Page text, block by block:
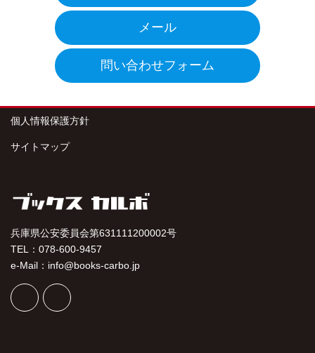
メール
問い合わせフォーム
個人情報保護方針
サイトマップ
兵庫県公安委員会第631111200002号
TEL：078-600-9457
e-Mail：info@books-carbo.jp